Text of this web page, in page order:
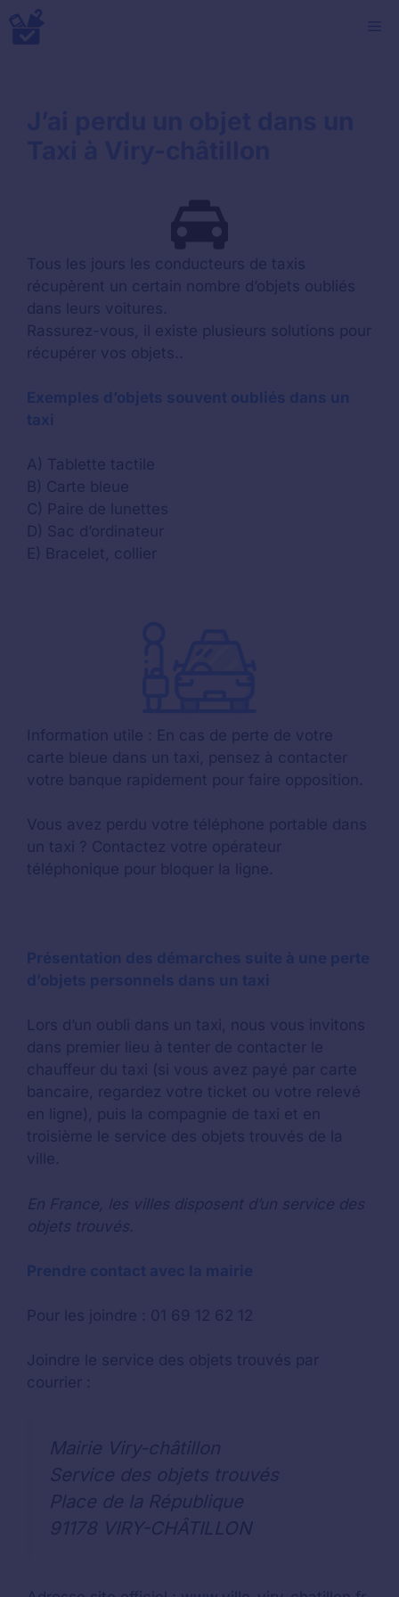
Aller
au
Tous les jours les conducteurs de taxis
récupèrent un certain nombre d’objets oubliés
dans leurs voitures.
Rassurez-vous, il existe plusieurs solutions pour
récupérer vos objets..
Exemples d’objets souvent oubliés dans un
taxi
A) Tablette tactile
B) Carte bleue
C) Paire de lunettes
D) Sac d’ordinateur
E) Bracelet, collier
Information utile : En cas de perte de votre
carte bleue dans un taxi, pensez à contacter
votre banque rapidement pour faire opposition.
Vous avez perdu votre téléphone portable dans
un taxi ? Contactez votre opérateur
téléphonique pour bloquer la ligne.
Présentation des démarches suite à une perte
d’objets personnels dans un taxi
Lors d’un oubli dans un taxi, nous vous invitons
dans premier lieu à tenter de contacter le
chauffeur du taxi (si vous avez payé par carte
bancaire, regardez votre ticket ou votre relevé
en ligne), puis la compagnie de taxi et en
troisième le service des objets trouvés de la
ville.
En France, les villes disposent d’un service des
objets trouvés.
Prendre contact avec la mairie
Pour les joindre : 01 69 12 62 12
Joindre le service des objets trouvés par
courrier :
Mairie Viry-châtillon
Service des objets trouvés
Place de la République
91178 VIRY-CHÂTILLON